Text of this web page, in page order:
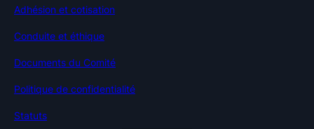
Adhésion et cotisation
Conduite et éthique
Documents du Comité
Politique de confidentialité
Statuts